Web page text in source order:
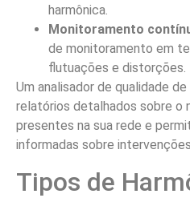
harmônica.
Monitoramento
de monitoramento em
flutuações e distorções.
Um analisador de qualidade
relatórios detalhados sobre o
presentes na sua rede e
informadas sobre
Tipos de